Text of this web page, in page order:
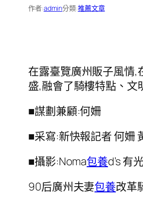
作者:admin分類:推薦文章
在露臺覽廣州販子風情,
盛,融會了騎樓特點、
■謀劃兼顧:何姍
■采寫:新快報記者 何姍
■攝影:Noma包養d’s 有
90后廣州夫妻包養改革